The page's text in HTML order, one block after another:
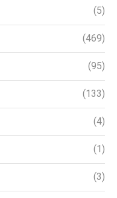
(5)
(469)
(95)
(133)
(4)
(1)
(3)